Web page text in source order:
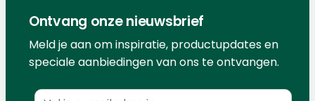
Ontvang onze nieuwsbrief
Meld je aan om inspiratie, productupdates en
speciale aanbiedingen van ons te ontvangen.